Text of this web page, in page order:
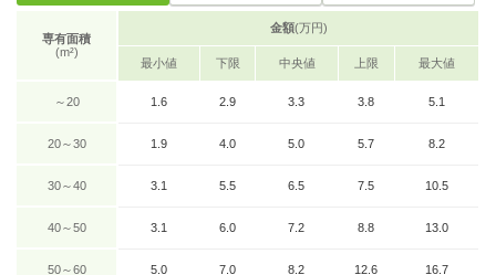
専有面積
(m²)
金額(万円)
最小値 下限 中央値 上限 最大値
～20 1.6 2.9 3.3 3.8 5.1
20～30 1.9 4.0 5.0 5.7 8.2
30～40 3.1 5.5 6.5 7.5 10.5
40～50 3.1 6.0 7.2 8.8 13.0
50～60 5.0 7.0 8.2 12.6 16.7